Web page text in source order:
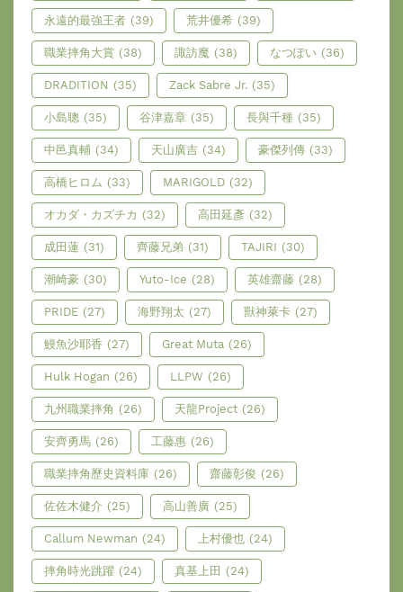
永遠的最強王者 (39) 荒井優希 (39)
職業摔角大賞 (38) 諏訪魔 (38) なつぽい (36)
DRADITION (35) Zack Sabre Jr. (35)
小島聰 (35) 谷津嘉章 (35) 長與千種 (35)
中邑真輔 (34) 天山廣吉 (34) 豪傑列傳 (33)
高橋ヒロム (33) MARIGOLD (32)
オカダ・カズチカ (32) 高田延彥 (32)
成田蓮 (31) 齊藤兄弟 (31) TAJIRI (30)
潮崎豪 (30) Yuto-Ice (28) 英雄齋藤 (28)
PRIDE (27) 海野翔太 (27) 獸神萊卡 (27)
鰻魚沙耶香 (27) Great Muta (26)
Hulk Hogan (26) LLPW (26)
九州職業摔角 (26) 天龍Project (26)
安齊勇馬 (26) 工藤惠 (26)
職業摔角歷史資料庫 (26) 齋藤彰俊 (26)
佐佐木健介 (25) 高山善廣 (25)
Callum Newman (24) 上村優也 (24)
摔角時光跳躍 (24) 真基上田 (24)